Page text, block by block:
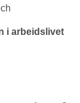
i arbeidslivet